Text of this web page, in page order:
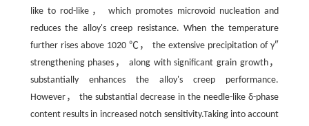
like to rod-like， which promotes microvoid nucleation and
reduces the alloy's creep resistance. When the temperature
further rises above 1020 ℃， the extensive precipitation of γ″
strengthening phases， along with significant grain growth，
substantially enhances the alloy's creep performance.
However， the substantial decrease in the needle-like δ-phase
content results in increased notch sensitivity.Taking into account